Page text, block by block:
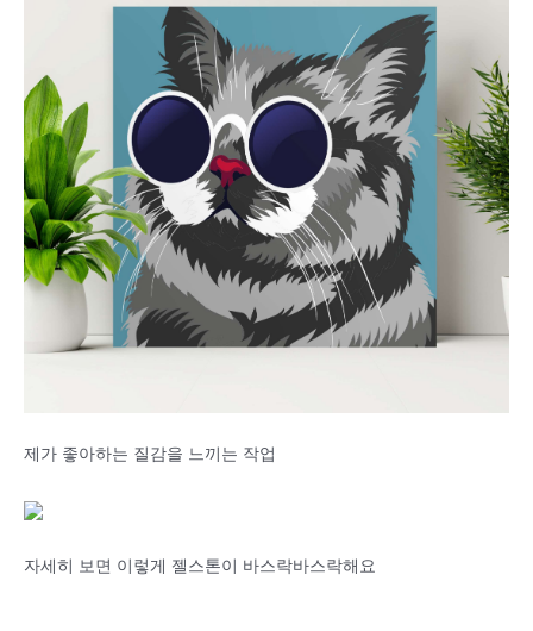
제가 좋아하는 질감을 느끼는 작업
자세히 보면 이렇게 젤스톤이 바스락바스락해요